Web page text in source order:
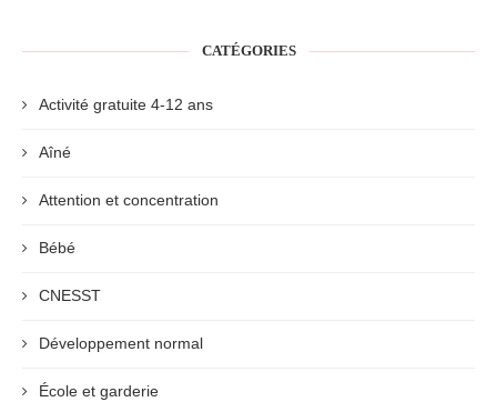
CATÉGORIES
Activité gratuite 4-12 ans
Aîné
Attention et concentration
Bébé
CNESST
Développement normal
École et garderie